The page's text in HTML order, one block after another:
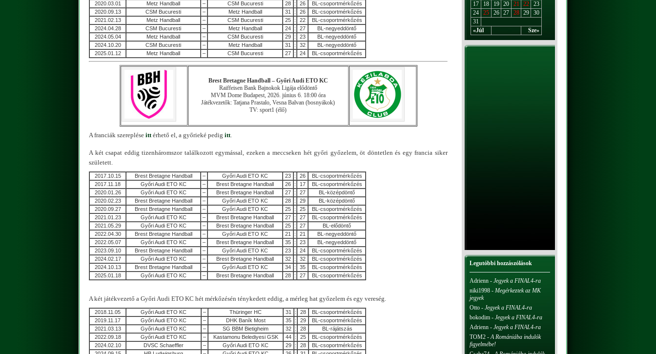
2020.03.01
Metz Handball – CSM Bucuresti 28 : 26
BL-csoportmérkőzés
2020.09.13
CSM Bucuresti – Metz Handball 31 : 26
BL-csoportmérkőzés
2021.02.13
Metz Handball – CSM Bucuresti 25 : 22
BL-csoportmérkőzés
2024.04.28
CSM Bucuresti – Metz Handball 24 : 27
BL-negyeddöntő
2024.05.04
Metz Handball – CSM Bucuresti 29 : 23
BL-negyeddöntő
2024.10.20
CSM Bucuresti – Metz Handball 31 : 32
BL-negyeddöntő
2025.01.12
Metz Handball – CSM Bucuresti 27 : 24 BL-csoportmérkőzés
Brest Bretagne Handball – Győri Audi ETO KC
Raiffeisen Bank Bajnokok Ligája elődöntő
MVM Dome Budapest, 2026. június 6. 18:00 óra
Játékvezetők: Tatjana Prastalo, Vesna Balvan (bosnyákok)
TV: sport1 (élő)
A franciák szereplése ittérhető el, a győrieké pedig itt.
A két csapat eddig tizenháromszor találkozott egymással, ezeken a meccseken hét győri győzelem, öt döntetlen és egy francia siker
született.
2017.10.15 Brest Bretagne Handball – Győri Audi ETO KC 23 : 26
BL-csoportmérkőzés
2017.11.18
Győri Audi ETO KC – Brest Bretagne Handball 26 : 17
BL-csoportmérkőzés
2020.01.26
Győri Audi ETO KC – Brest Bretagne Handball 27 : 27
BL-középdöntő
2020.02.23
Brest Bretagne Handball – Győri Audi ETO KC 28 : 29
BL-középdöntő
2020.09.27
Brest Bretagne Handball – Győri Audi ETO KC 25 : 25
BL-csoportmérkőzés
2021.01.23
Győri Audi ETO KC – Brest Bretagne Handball 27 : 27
BL-csoportmérkőzés
2021.05.29
Győri Audi ETO KC – Brest Bretagne Handball 25 : 27
BL-elődöntő
2022.04.30
Brest Bretagne Handball – Győri Audi ETO KC 21 : 21
BL-negyeddöntő
2022.05.07
Győri Audi ETO KC – Brest Bretagne Handball 35 : 23
BL-negyeddöntő
2023.09.10
Brest Bretagne Handball – Győri Audi ETO KC 23 : 24
BL-csoportmérkőzés
2024.02.17
Győri Audi ETO KC – Brest Bretagne Handball 32 : 32
BL-csoportmérkőzés
2024.10.13
Brest Bretagne Handball – Győri Audi ETO KC 34 : 35
BL-csoportmérkőzés
2025.01.18
Győri Audi ETO KC – Brest Bretagne Handball 28 : 27 BL-csoportmérkőzés
A két játékvezető a Győri Audi ETO KC hét mérkőzésén ténykedett eddig, a mérleg hat győzelem és egy vereség.
2018.11.05 Győri Audi ETO KC – Thüringer HC 31 : 28
BL-csoportmérkőzés
2019.11.17
Győri Audi ETO KC – DHK Baník Most 35 : 29
BL-csoportmérkőzés
2021.03.13
Győri Audi ETO KC – SG BBM Bietigheim 32 : 28
BL-rájátszás
2022.09.18
Győri Audi ETO KC – Kastamonu Belediyesi GSK 44 : 25
BL-csoportmérkőzés
2024.02.10
DVSC Schaeffler – Győri Audi ETO KC 29 : 28
BL-csoportmérkőzés
«Júl Sze»
17
18 19 20 21 22
23
24
25 26 27 28 29
30
31
Legutóbbi hozzászólások
Adrienn - Jegyek a FINAL4-ra
niki1998 - Megérkeztek az MK
jegyek
Otto - Jegyek a FINAL4-ra
bokodim - Jegyek a FINAL4-ra
Adrienn - Jegyek a FINAL4-ra
TOM2 -A Romániába indulók
figyelmébe!